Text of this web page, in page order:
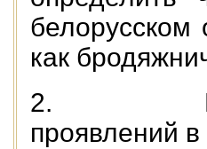
белорусском
как
2.
проявлений